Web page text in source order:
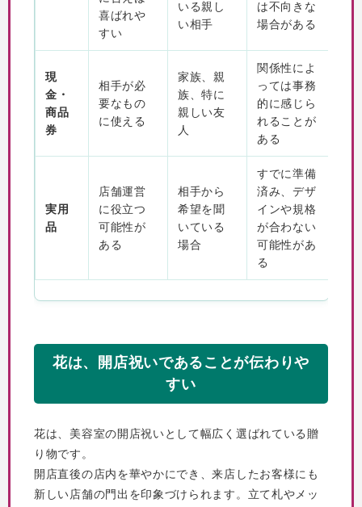
喜ばれや
すい
いる親し
い相手
は不向きな
場合がある
現
金・
商品
券
相手が必
要なもの
に使える
家族、親
族、特に
親しい友
人
関係性によ
っては事務
的に感じら
れることが
ある
実用
品
店舗運営
に役立つ
可能性が
ある
相手から
希望を聞
いている
場合
すでに準備
済み、デザ
インや規格
が合わない
可能性があ
る
花は、開店祝いであることが伝わりや
すい
花は、美容室の開店祝いとして幅広く選ばれている贈
り物です。
開店直後の店内を華やかにでき、来店したお客様にも
新しい店舗の門出を印象づけられます。立て札やメッ